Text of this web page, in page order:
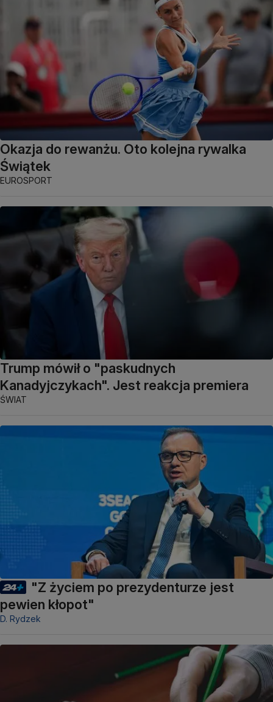
Okazja do rewanżu. Oto kolejna rywalka
Świątek
EUROSPORT
Trump mówił o "paskudnych
Kanadyjczykach". Jest reakcja premiera
ŚWIAT
"Z życiem po prezydenturze jest
pewien kłopot"
D. Rydzek